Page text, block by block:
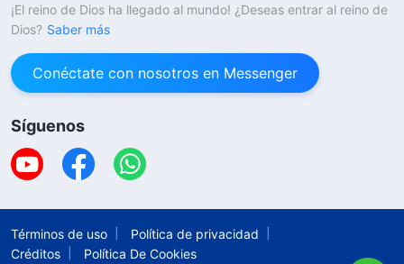
¡El reino de Dios ha llegado al mundo! ¿Deseas entrar al reino de
Dios? Saber más
Conéctate con nosotros en Messenger
Síguenos
Términos de uso
Política de privacidad
Créditos
Política De Cookies